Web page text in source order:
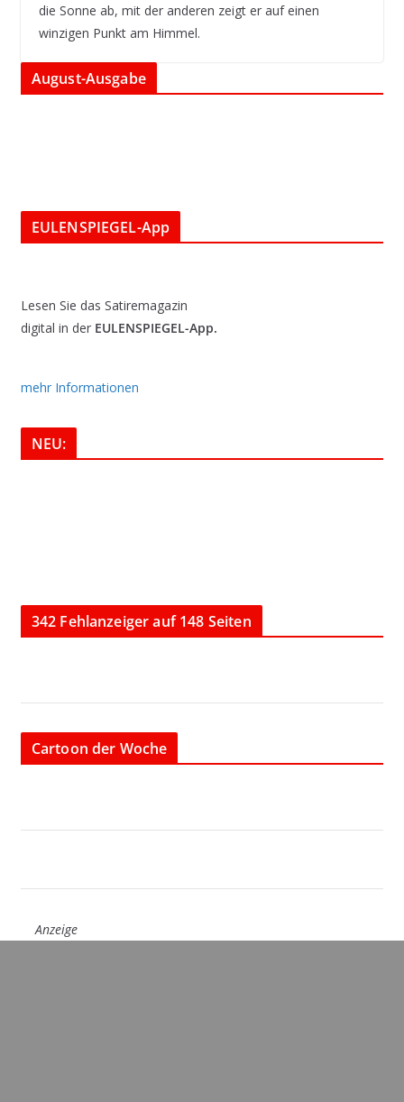
die Sonne ab, mit der anderen zeigt er auf einen
winzigen Punkt am Himmel.
August-Ausgabe
EULENSPIEGEL-App
Lesen Sie das Satiremagazin
digital in der EULENSPIEGEL-App.
mehr Informationen
NEU:
342 Fehlanzeiger auf 148 Seiten
Cartoon der Woche
Anzeige